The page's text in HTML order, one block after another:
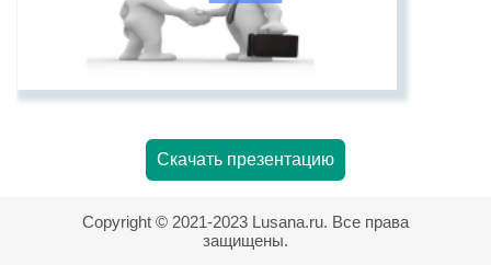
Скачать презентацию
Copyright © 2021-2023 Lusana.ru. Все права
защищены.